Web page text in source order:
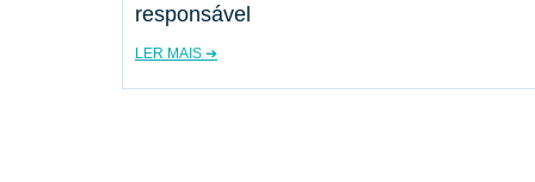
responsável
LER MAIS ➔